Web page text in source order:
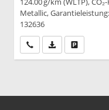
Metallic,
132636
Wir rufen Sie an
PDF-Datei,